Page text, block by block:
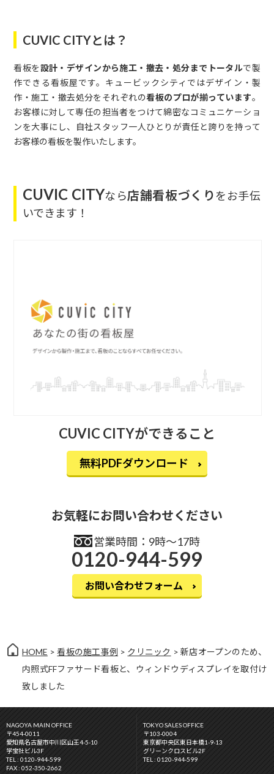
CUVIC CITYとは？
看板を設計・デザインから施工・撤去・処分までトータルで製
作できる看板屋です。キュービックシティではデザイン・製
作・施工・撤去処分をそれぞれの看板のプロが揃っています。
お客様に対して専任の担当者をつけて綿密なコミュニケーショ
ンを大事にし、自社スタッフ一人ひとりが責任と誇りを持って
お客様の看板を製作いたします。
CUVIC CITYなら店舗看板づくりをお手伝
いできます！
CUVIC CITYができること
無料PDFダウンロード
お気軽にお問い合わせください
営業時間：9時〜17時
0120-944-599
お問い合わせフォーム
HOME >看板の施工事例 > クリニック > 新店オープンのため、
内照式FFファサード看板と、ウィンドウディスプレイを取付け
致しました
NAGOYA MAIN OFFICE
〒454-0011
愛知県名古屋市中川区山王4-5-10
学宝社ビル3F
TEL : 0120-944-599
FAX : 052-350-2662
TOKYO SALES OFFICE
〒103-0004
東京都中央区東日本橋1-9-13
グリーンクロスビル2F
TEL : 0120-944-599